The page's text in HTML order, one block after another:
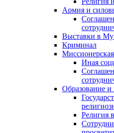
Армия и
Выставки в
Криминал
Иная
Образование и
Религия